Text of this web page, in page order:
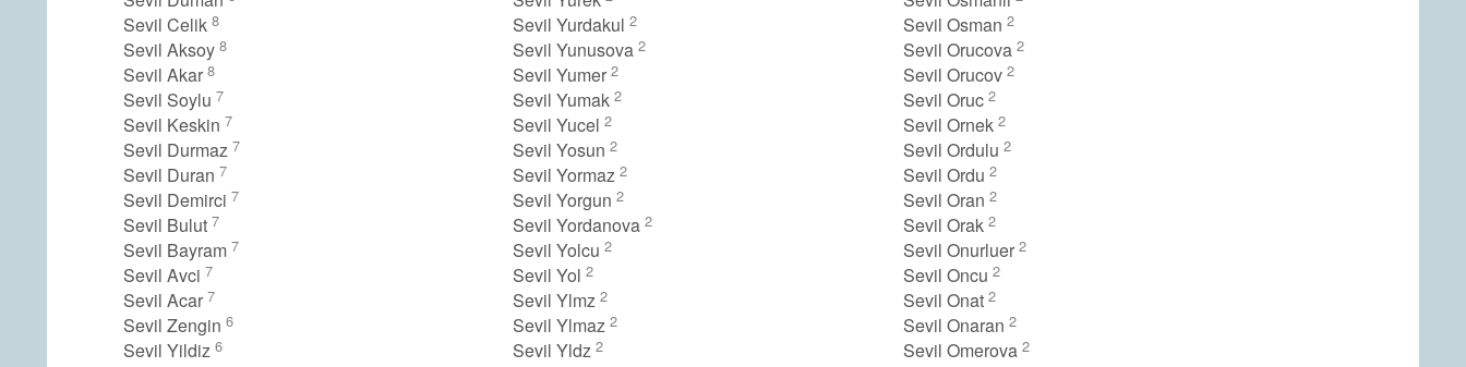
Sevil Celik 8
Sevil Aksoy 8
Sevil Akar 8
Sevil Soylu 7
Sevil Keskin 7
Sevil Durmaz 7
Sevil Duran 7
Sevil Demirci 7
Sevil Bulut 7
Sevil Bayram 7
Sevil Avci 7
Sevil Acar 7
Sevil Zengin 6
Sevil Yildiz 6
Sevil Yurdakul2
Sevil Yunusova2
Sevil Yumer2
Sevil Yumak2
Sevil Yucel2
Sevil Yosun2
Sevil Yormaz2
Sevil Yorgun2
Sevil Yordanova2
Sevil Yolcu2
Sevil Yol2
Sevil Ylmz2
Sevil Ylmaz2
Sevil Yldz2
Sevil Osman 2
Sevil Orucova 2
Sevil Orucov 2
Sevil Oruc 2
Sevil Ornek 2
Sevil Ordulu 2
Sevil Ordu 2
Sevil Oran 2
Sevil Orak 2
Sevil Onurluer 2
Sevil Oncu 2
Sevil Onat 2
Sevil Onaran 2
Sevil Omerova 2